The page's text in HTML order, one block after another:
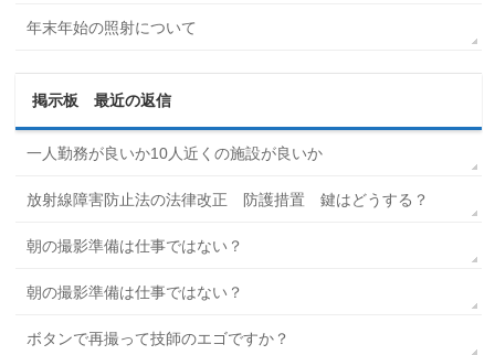
年末年始の照射について
掲示板 最近の返信
一人勤務が良いか10人近くの施設が良いか
放射線障害防止法の法律改正 防護措置 鍵はどうする？
朝の撮影準備は仕事ではない？
朝の撮影準備は仕事ではない？
ボタンで再撮って技師のエゴですか？